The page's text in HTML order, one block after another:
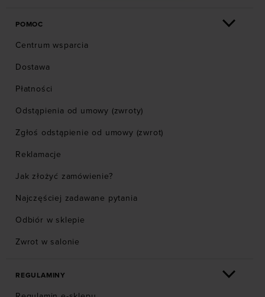
POMOC
Centrum wsparcia
Dostawa
Płatności
Odstąpienia od umowy (zwroty)
Zgłoś odstąpienie od umowy (zwrot)
Reklamacje
Jak złożyć zamówienie?
Najczęściej zadawane pytania
Odbiór w sklepie
Zwrot w salonie
REGULAMINY